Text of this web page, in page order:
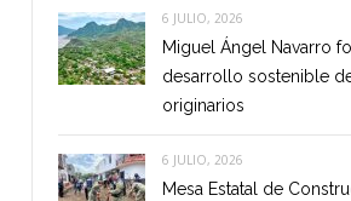
6 JULIO, 2026
Miguel Ángel Navarro
desarrollo sostenible
originarios
6 JULIO, 2026
Mesa Estatal de